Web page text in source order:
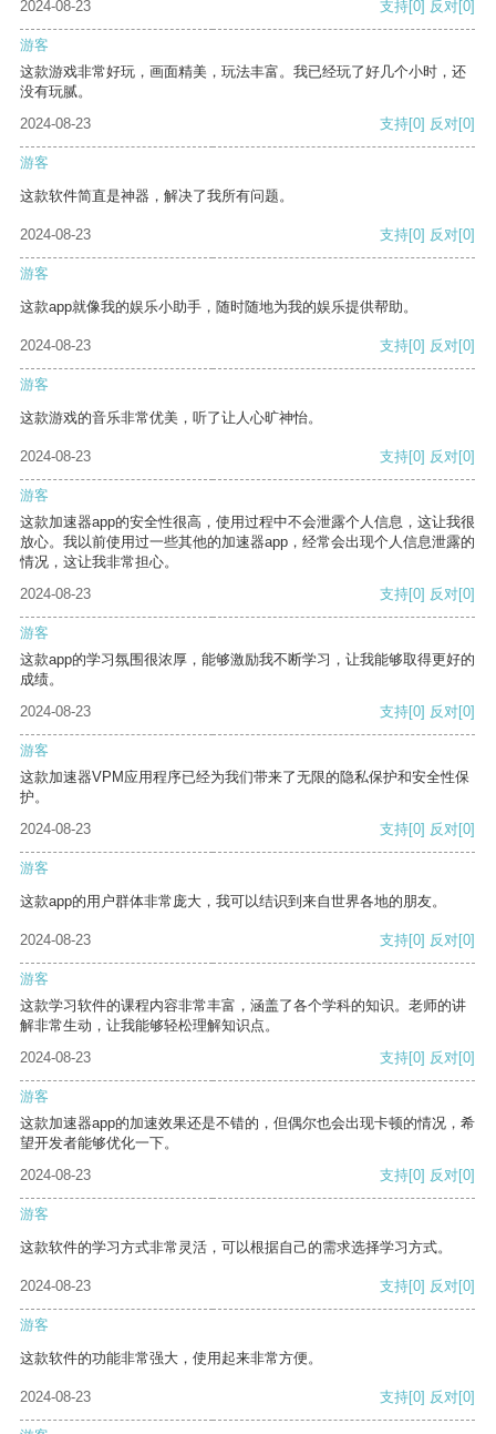
2024-08-23 支持[0] 反对[0]
游客
这款游戏非常好玩，画面精美，玩法丰富。我已经玩了好几个小时，还
没有玩腻。
2024-08-23
支持[0] 反对[0]
游客
这款软件简直是神器，解决了我所有问题。
2024-08-23 支持[0] 反对[0]
游客
这款app就像我的娱乐小助手，随时随地为我的娱乐提供帮助。
2024-08-23 支持[0] 反对[0]
游客
这款游戏的音乐非常优美，听了让人心旷神怡。
2024-08-23 支持[0] 反对[0]
游客
这款加速器app的安全性很高，使用过程中不会泄露个人信息，这让我很
放心。我以前使用过一些其他的加速器app，经常会出现个人信息泄露的
情况，这让我非常担心。
2024-08-23
支持[0] 反对[0]
游客
这款app的学习氛围很浓厚，能够激励我不断学习，让我能够取得更好的
成绩。
2024-08-23
支持[0] 反对[0]
游客
这款加速器VPM应用程序已经为我们带来了无限的隐私保护和安全性保
护。
2024-08-23
支持[0] 反对[0]
游客
这款app的用户群体非常庞大，我可以结识到来自世界各地的朋友。
2024-08-23 支持[0] 反对[0]
游客
这款学习软件的课程内容非常丰富，涵盖了各个学科的知识。老师的讲
解非常生动，让我能够轻松理解知识点。
2024-08-23
支持[0] 反对[0]
游客
这款加速器app的加速效果还是不错的，但偶尔也会出现卡顿的情况，希
望开发者能够优化一下。
2024-08-23
支持[0] 反对[0]
游客
这款软件的学习方式非常灵活，可以根据自己的需求选择学习方式。
2024-08-23 支持[0] 反对[0]
游客
这款软件的功能非常强大，使用起来非常方便。
2024-08-23 支持[0] 反对[0]